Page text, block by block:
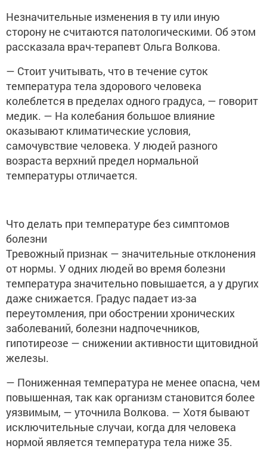
Незначительные изменения в ту или иную
сторону не считаются патологическими. Об этом
рассказала врач-терапевт Ольга Волкова.
— Стоит учитывать, что в течение суток
температура тела здорового человека
колеблется в пределах одного градуса, — говорит
медик. — На колебания большое влияние
оказывают климатические условия,
самочувствие человека. У людей разного
возраста верхний предел нормальной
температуры отличается.
Что делать при температуре без симптомов
болезни
Тревожный признак — значительные отклонения
от нормы. У одних людей во время болезни
температура значительно повышается, а у других
даже снижается. Градус падает из-за
переутомления, при обострении хронических
заболеваний, болезни надпочечников,
гипотиреозе — снижении активности щитовидной
железы.
— Пониженная температура не менее опасна, чем
повышенная, так как организм становится более
уязвимым, — уточнила Волкова. — Хотя бывают
исключительные случаи, когда для человека
нормой является температура тела ниже 35.